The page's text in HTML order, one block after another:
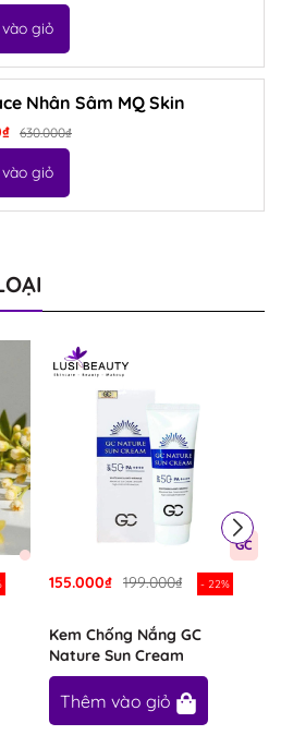
giỏ
Nhân Sâm MQ Skin
630.000₫
giỏ
GC
155.000₫ 199.000₫ - 22%
Kem Chống Nắng GC
Nature Sun Cream
Thêm vào giỏ